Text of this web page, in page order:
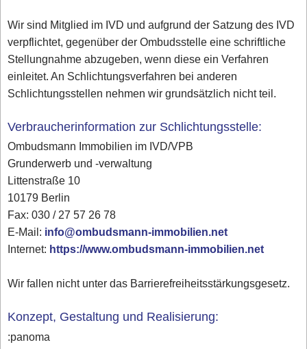
Wir sind Mitglied im IVD und aufgrund der Satzung des IVD
verpflichtet, gegenüber der Ombudsstelle eine schriftliche
Stellungnahme abzugeben, wenn diese ein Verfahren
einleitet. An Schlichtungsverfahren bei anderen
Schlichtungsstellen nehmen wir grundsätzlich nicht teil.
Verbraucherinformation zur Schlichtungsstelle:
Ombudsmann Immobilien im IVD/VPB
Grunderwerb und -verwaltung
Littenstraße 10
10179 Berlin
Fax: 030 / 27 57 26 78
E-Mail: info@ombudsmann-immobilien.net
Internet: https://www.ombudsmann-immobilien.net
Wir fallen nicht unter das Barrierefreiheitsstärkungsgesetz.
Konzept, Gestaltung und Realisierung:
:panoma